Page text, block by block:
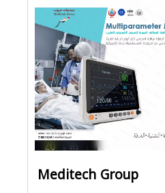
Meditech Group